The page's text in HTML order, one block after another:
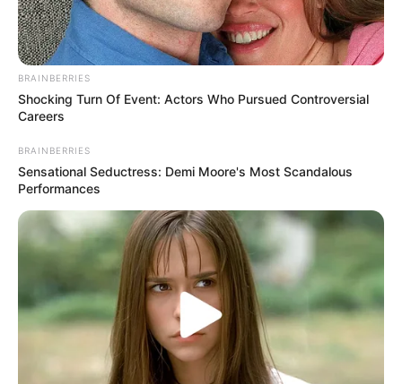
BRAINBERRIES
Shocking Turn Of Event: Actors Who Pursued Controversial
Careers
BRAINBERRIES
Sensational Seductress: Demi Moore's Most Scandalous
Performances